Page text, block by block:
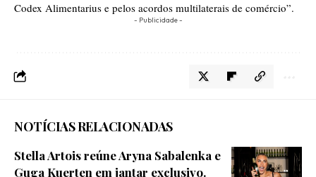
Codex Alimentarius e pelos acordos multilaterais de comércio”.
- Publicidade -
NOTÍCIAS RELACIONADAS
Stella Artois reúne Aryna Sabalenka e
Guga Kuerten em jantar exclusivo.